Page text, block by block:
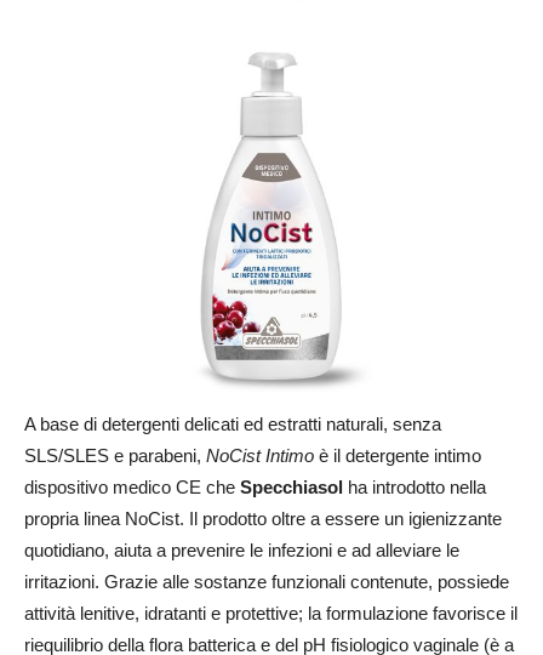
A base di detergenti delicati ed estratti naturali, senza
SLS/SLES e parabeni, NoCist Intimo è il detergente intimo
dispositivo medico CE che Specchiasol ha introdotto nella
propria linea NoCist. Il prodotto oltre a essere un igienizzante
quotidiano, aiuta a prevenire le infezioni e ad alleviare le
irritazioni. Grazie alle sostanze funzionali contenute, possiede
attività lenitive, idratanti e protettive; la formulazione favorisce il
riequilibrio della flora batterica e del pH fisiologico vaginale (è a